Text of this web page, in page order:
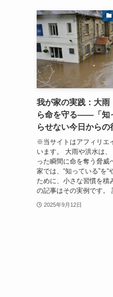
我が家の実践：大雨
ら命を守る——「知
らせない今日からの
※当サイトはアフィリエ
います。 大雨や洪水は
った瞬間に命を奪う脅威
家では、“知っている”を“
ために、小さな習慣を積
の記事はその実例です。
2025年9月12日